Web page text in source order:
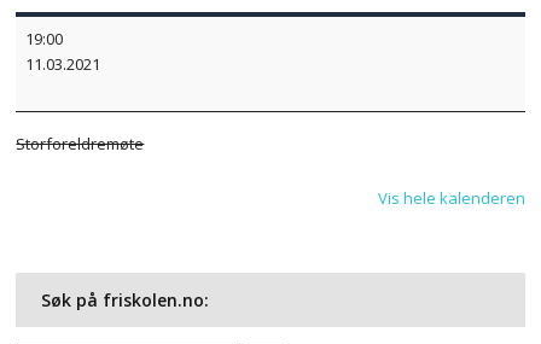
19:00
11.03.2021
Storforeldremøte
Vis hele kalenderen
Søk på friskolen.no: